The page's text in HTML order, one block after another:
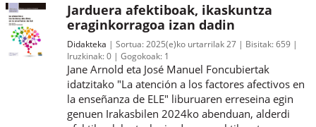
Jarduera afektiboak, ikaskuntza
eraginkorragoa izan dadin
Didakteka Sortua: 2025(e)ko urtarrilak 27 Bisitak:659
Iruzkinak:0 Gogokoak: 1
Jane Arnold eta José Manuel Foncubiertak
idatzitako "La atención a los factores afectivos en
la enseñanza de ELE" liburuaren erreseina egin
genuen Irakasbilen 2024ko abenduan, alderdi